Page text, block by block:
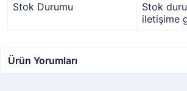
Stok Durumu
Stok
iletişime
Ürün Yorumları